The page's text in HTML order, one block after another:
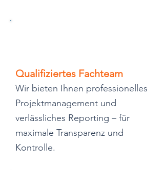
Qualifiziertes Fachteam
Wir bieten Ihnen professionelles
Projektmanagement und
verlässliches Reporting – für
maximale Transparenz und
Kontrolle.